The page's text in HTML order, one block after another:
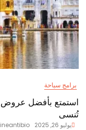
برامج سياحة
استمتع بأفضل عروض
تُنسى
يوليو 26, 2025